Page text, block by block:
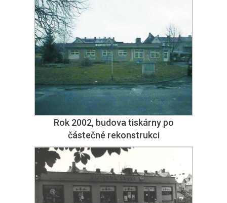
Rok 2002, budova tiskárny po
částečné rekonstrukci